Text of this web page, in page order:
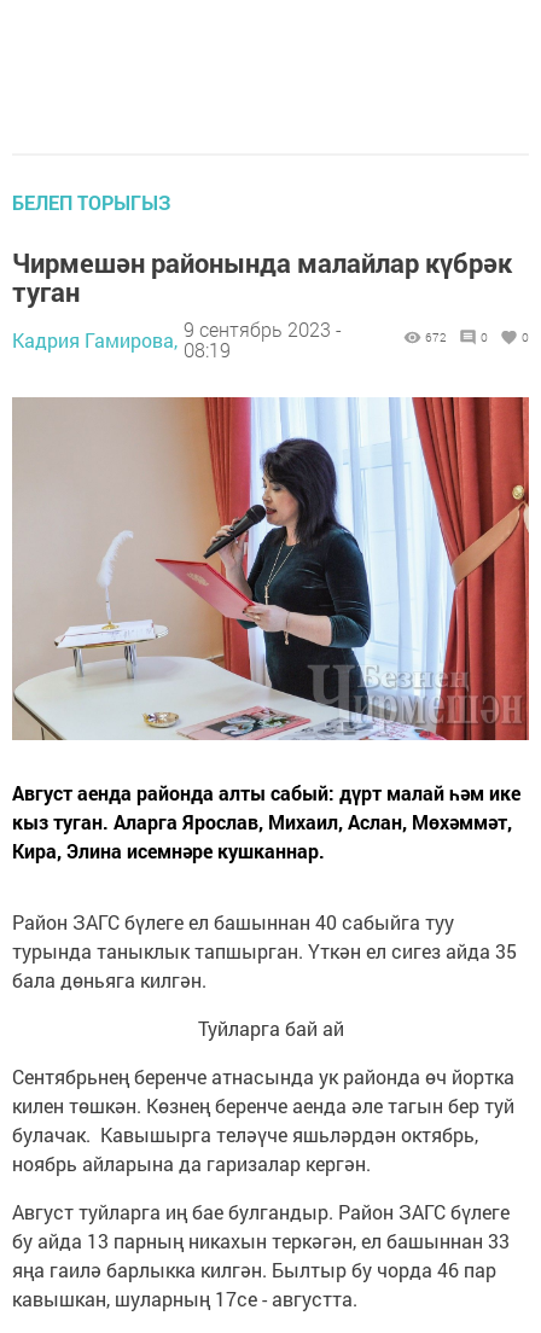
БЕЛЕП ТОРЫГЫЗ
Чирмешән районында малайлар күбрәк
туган
Кадрия Гамирова, 9 сентябрь 2023 -
08:19
672 0 0
Август аенда районда алты сабый: дүрт малай һәм ике
кыз туган. Аларга Ярослав, Михаил, Аслан, Мөхәммәт,
Кира, Элина исемнәре кушканнар.
Район ЗАГС бүлеге ел башыннан 40 сабыйга туу
турында таныклык тапшырган. Үткән ел сигез айда 35
бала дөньяга килгән.
Туйларга бай ай
Сентябрьнең беренче атнасында ук районда өч йортка
килен төшкән. Көзнең беренче аенда әле тагын бер туй
булачак. Кавышырга теләүче яшьләрдән октябрь,
ноябрь айларына да гаризалар кергән.
Август туйларга иң бае булгандыр. Район ЗАГС бүлеге
бу айда 13 парның никахын теркәгән, ел башыннан 33
яңа гаилә барлыкка килгән. Былтыр бу чорда 46 пар
кавышкан, шуларның 17се - августта.